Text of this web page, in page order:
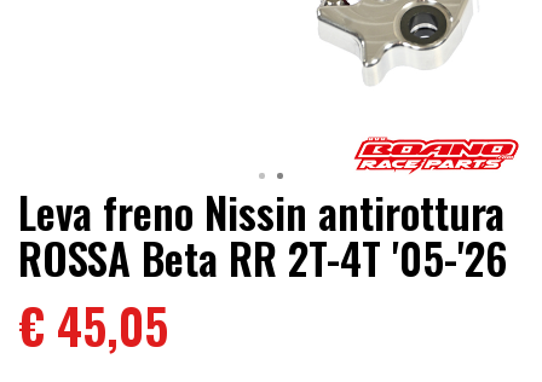
Leva freno Nissin antirottura
ROSSA Beta RR 2T-4T '05-'26
€ 45,05